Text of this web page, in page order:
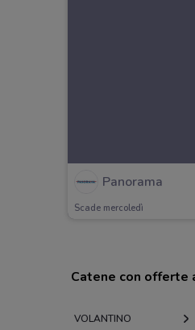
Panorama
Scade mercoledì
Catene con offerte
VOLANTINO